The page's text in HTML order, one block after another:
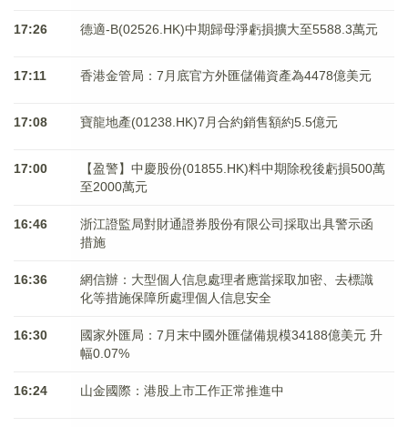
17:26 德適-B(02526.HK)中期歸母淨虧損擴大至5588.3萬元
17:11 香港金管局：7月底官方外匯儲備資產為4478億美元
17:08 寶龍地產(01238.HK)7月合約銷售額約5.5億元
17:00
【盈警】中慶股份(01855.HK)料中期除稅後虧損500萬
至2000萬元
16:46
浙江證監局對財通證券股份有限公司採取出具警示函
措施
16:36
網信辦：大型個人信息處理者應當採取加密、去標識
化等措施保障所處理個人信息安全
16:30
國家外匯局：7月末中國外匯儲備規模34188億美元 升
幅0.07%
16:24 山金國際：港股上市工作正常推進中